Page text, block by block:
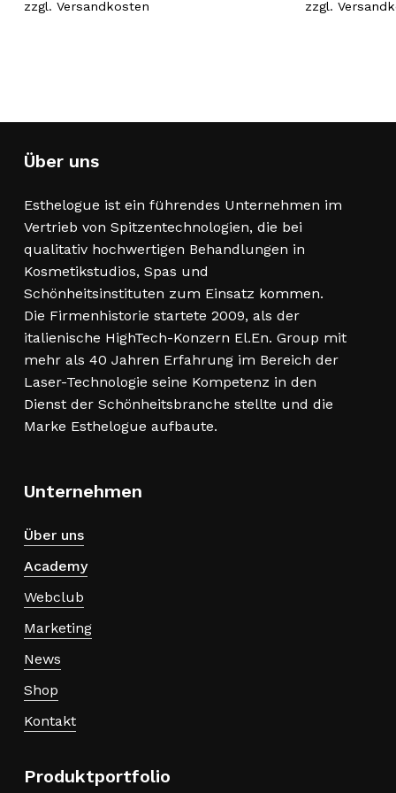
können
zzgl. Versandkosten zzgl.
Über uns
Esthelogue ist ein führendes Unternehmen im
Vertrieb von Spitzentechnologien, die bei
qualitativ hochwertigen Behandlungen in
Kosmetikstudios, Spas und
Schönheitsinstituten zum Einsatz kommen.
Die Firmenhistorie startete 2009, als der
italienische HighTech-Konzern El.En. Group mit
mehr als 40 Jahren Erfahrung im Bereich der
Laser-Technologie seine Kompetenz in den
Dienst der Schönheitsbranche stellte und die
Marke Esthelogue aufbaute.
Unternehmen
Über uns
Academy
Webclub
Marketing
News
Shop
Kontakt
Produktportfolio